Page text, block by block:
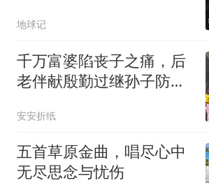
地球记
千万富婆陷丧子之痛，后
老伴献殷勤过继孙子防绝
安安折纸
五首草原金曲，唱尽心中
无尽思念与忧伤